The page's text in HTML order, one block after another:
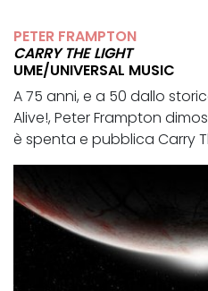
PETER FRAMPTON
CARRY THE LIGHT
UME/UNIVERSAL MUSIC
A 75 anni, e a 50 dallo
Alive!, Peter Frampton
è spenta e pubblica Carry